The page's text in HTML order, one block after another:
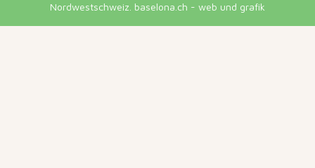
Nordwestschweiz. baselona.ch - web und grafik